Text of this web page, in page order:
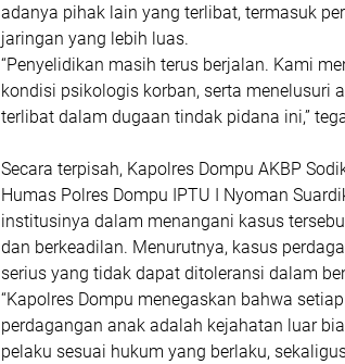
adanya pihak lain yang terlibat, termasuk
jaringan yang lebih luas.
“Penyelidikan masih terus berjalan. Kami
kondisi psikologis korban, serta menelusuri
terlibat dalam dugaan tindak pidana ini,”
Secara terpisah, Kapolres Dompu AKBP
Humas Polres Dompu IPTU I Nyoman
institusinya dalam menangani kasus
dan berkeadilan. Menurutnya, kasus
serius yang tidak dapat ditoleransi dalam
“Kapolres Dompu menegaskan bahwa
perdagangan anak adalah kejahatan luar
pelaku sesuai hukum yang berlaku,